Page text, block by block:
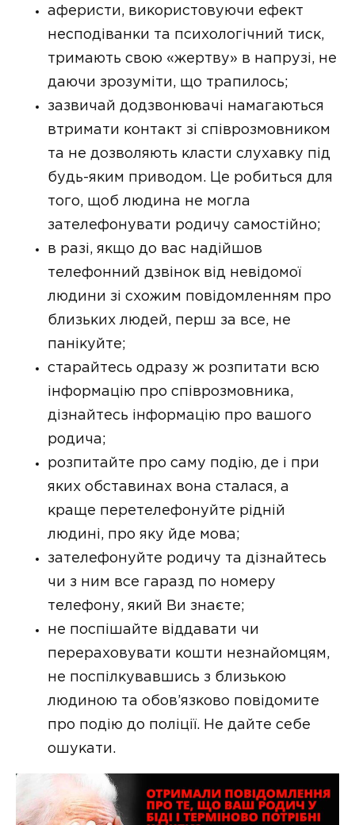
аферисти, використовуючи ефект
несподіванки та психологічний тиск,
тримають свою «жертву» в напрузі, не
даючи зрозуміти, що трапилось;
зазвичай додзвонювачі намагаються
втримати контакт зі співрозмовником
та не дозволяють класти слухавку під
будь-яким приводом. Це робиться для
того, щоб людина не могла
зателефонувати родичу самостійно;
в разі, якщо до вас надійшов
телефонний дзвінок від невідомої
людини зі схожим повідомленням про
близьких людей, перш за все, не
панікуйте;
старайтесь одразу ж розпитати всю
інформацію про співрозмовника,
дізнайтесь інформацію про вашого
родича;
розпитайте про саму подію, де і при
яких обставинах вона сталася, а
краще перетелефонуйте рідній
людині, про яку йде мова;
зателефонуйте родичу та дізнайтесь
чи з ним все гаразд по номеру
телефону, який Ви знаєте;
не поспішайте віддавати чи
перераховувати кошти незнайомцям,
не поспілкувавшись з близькою
людиною та обов’язково повідомите
про подію до поліції. Не дайте себе
ошукати.